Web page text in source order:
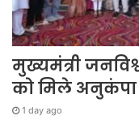
मुख्यमंत्री
को मिले
1 day ago